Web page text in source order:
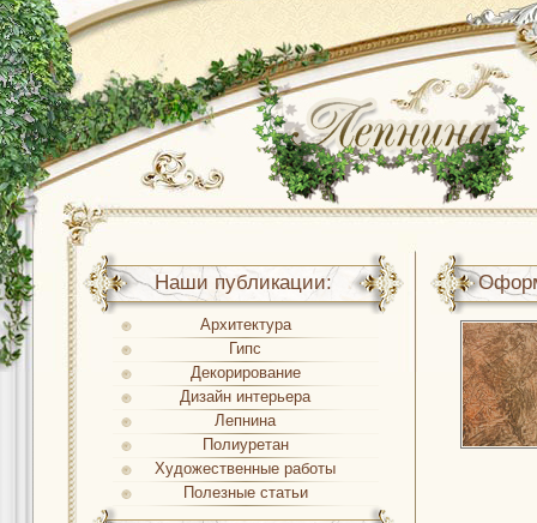
Наши публикации:
Архитектура
Гипс
Декорирование
Дизайн интерьера
Лепнина
Полиуретан
Художественные работы
Полезные статьи